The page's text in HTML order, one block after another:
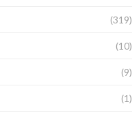
(319)
(10)
(9)
(1)